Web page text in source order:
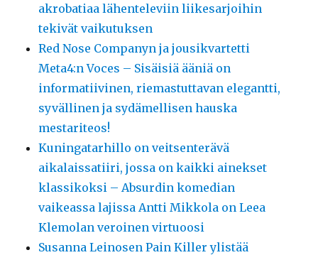
akrobatiaa lähenteleviin liikesarjoihin
tekivät vaikutuksen
Red Nose Companyn ja jousikvartetti
Meta4:n Voces – Sisäisiä ääniä on
informatiivinen, riemastuttavan elegantti,
syvällinen ja sydämellisen hauska
mestariteos!
Kuningatarhillo on veitsenterävä
aikalaissatiiri, jossa on kaikki ainekset
klassikoksi – Absurdin komedian
vaikeassa lajissa Antti Mikkola on Leea
Klemolan veroinen virtuoosi
Susanna Leinosen Pain Killer ylistää